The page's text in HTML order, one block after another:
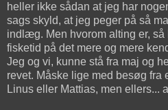
heller ikke sådan at jeg har
sags skyld, at jeg peger på så
indlæg. Men hvorom alting er, så
fisketid på det mere og mere
Jeg og vi, kunne stå fra maj og
revet. Måske lige med besøg fra
Linus eller Mattias, men ellers...